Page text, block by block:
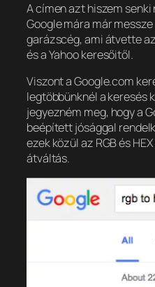
A címen azt hiszem
Google mára már
garázscég, ami átvette
és a Yahoo keresőitől.
Viszont a Google.com
legtöbbünknél a keresés
jegyezném meg, hogy a
beépített jósággal
ezek közül az RGB és
átváltás.